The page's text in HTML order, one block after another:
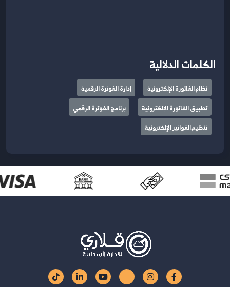
الكلمات الدلالية
نظام الفاتورة الإلكترونية
إدارة الفوترة الرقمية
تطبيق الفاتورة الإلكترونية
برنامج الفوترة الرقمي
تنظيم الفواتير الإلكترونية